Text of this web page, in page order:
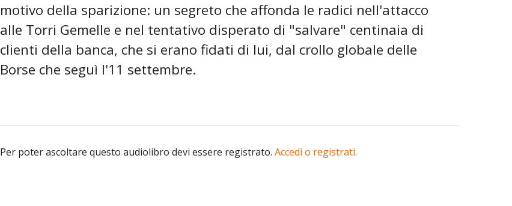
motivo della sparizione: un segreto che affonda le radici nell'attacco
alle Torri Gemelle e nel tentativo disperato di "salvare" centinaia di
clienti della banca, che si erano fidati di lui, dal crollo globale delle
Borse che seguì l'11 settembre.
Per poter ascoltare questo audiolibro devi essere registrato. Accedi o registrati.